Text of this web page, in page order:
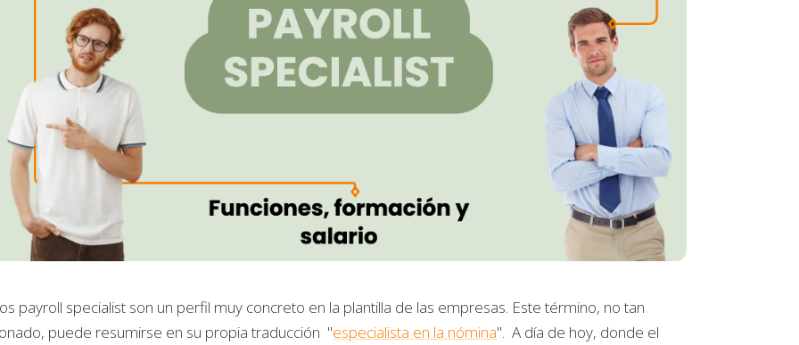
payroll specialist son un perfil muy concreto en la plantilla de las empresas. Este término, no tan
puede resumirse en su propia traducción "especialista en la nómina". A día de hoy, donde el